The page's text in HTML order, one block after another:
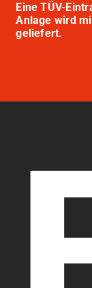
Eine TÜV-
Anlage wird
geliefert.